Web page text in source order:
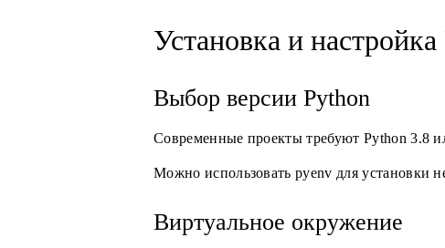
Установка и
Выбор версии Python
Современные проекты требуют Python 3.8
Можно использовать pyenv для установки
Виртуальное окружение